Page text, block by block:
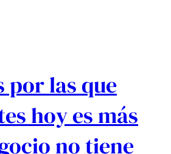
por las que
hoy es más
no tiene